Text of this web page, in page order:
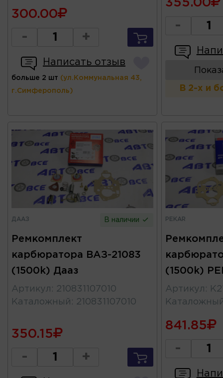
300.00
- +
Написать отзыв
больше 2 шт (ул.Коммунальная 43,
г.Симферополь)
355.00
-
В 2-х и
ДААЗ В наличии
Ремкомплект
карбюратора ВАЗ-21083
(1500k) Дааз
Артикул : 210831107010
Каталожный : 210831107010
350.15
- +
PEKAR
(1500k)
Артикул :
841.85
-